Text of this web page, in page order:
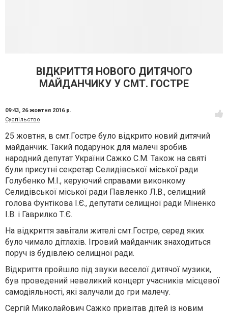
ВІДКРИТТЯ НОВОГО ДИТЯЧОГО
МАЙДАНЧИКУ У СМТ. ГОСТРЕ
09:43, 26 жовтня 2016 р.
Суспільство
25 жовтня, в смт.Гостре було відкрито новий дитячий
майданчик. Такий подарунок для малечі зробив
народний депутат України Сажко С.М. Також на святі
були присутні секретар Селидівської міської ради
Голубенко М.І., керуючий справами виконкому
Селидівської міської ради Павленко Л.В., селищний
голова Фунтікова І.Є., депутати селищної ради Міненко
І.В. і Гаврилко Т.Є.
На відкриття завітали жителі смт.Гостре, серед яких
було чимало дітлахів. Ігровий майданчик знаходиться
поруч із будівлею селищної ради.
Відкриття пройшло під звуки веселої дитячої музики,
був проведений невеликий концерт учасників місцевої
самодіяльності, які залучали до гри малечу.
Сергій Миколайович Сажко привітав дітей із новим